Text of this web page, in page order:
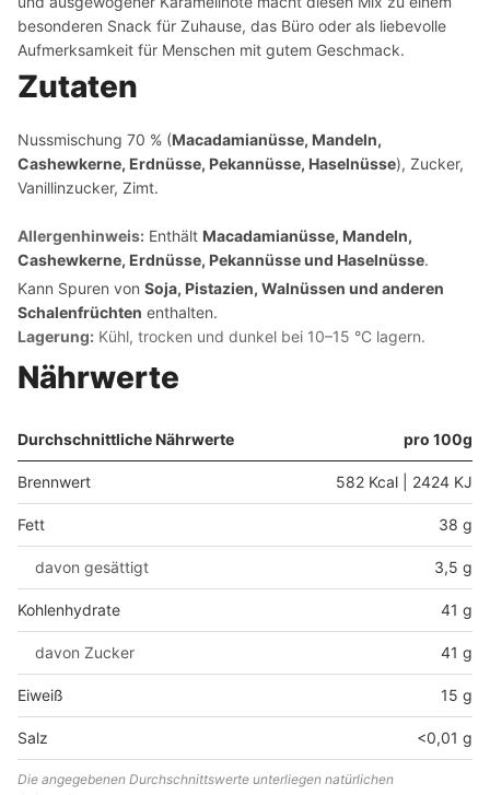
besonderen Snack für Zuhause, das Büro oder als liebevolle
Aufmerksamkeit für Menschen mit gutem Geschmack.
Zutaten
Nussmischung 70 % (Macadamianüsse, Mandeln,
Cashewkerne, Erdnüsse, Pekannüsse, Haselnüsse), Zucker,
Vanillinzucker, Zimt.
Allergenhinweis: Enthält Macadamianüsse, Mandeln,
Cashewkerne, Erdnüsse, Pekannüsse und Haselnüsse.
Kann Spuren von Soja, Pistazien, Walnüssen und anderen
Schalenfrüchten enthalten.
Lagerung: Kühl, trocken und dunkel bei 10–15 °C lagern.
Nährwerte
Durchschnittliche Nährwerte pro 100g
Brennwert 582 Kcal | 2424 KJ
Fett 38 g
davon gesättigt 3,5 g
Kohlenhydrate 41 g
davon Zucker 41 g
Eiweiß 15 g
Salz <0,01 g
Die angegebenen Durchschnittswerte unterliegen natürlichen